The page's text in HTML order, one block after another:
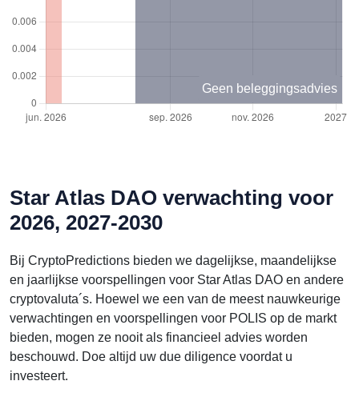
Geen beleggingsadvies
Star Atlas DAO verwachting voor
2026, 2027-2030
Bij CryptoPredictions bieden we dagelijkse, maandelijkse
en jaarlijkse voorspellingen voor Star Atlas DAO en andere
cryptovaluta´s. Hoewel we een van de meest nauwkeurige
verwachtingen en voorspellingen voor POLIS op de markt
bieden, mogen ze nooit als financieel advies worden
beschouwd. Doe altijd uw due diligence voordat u
investeert.